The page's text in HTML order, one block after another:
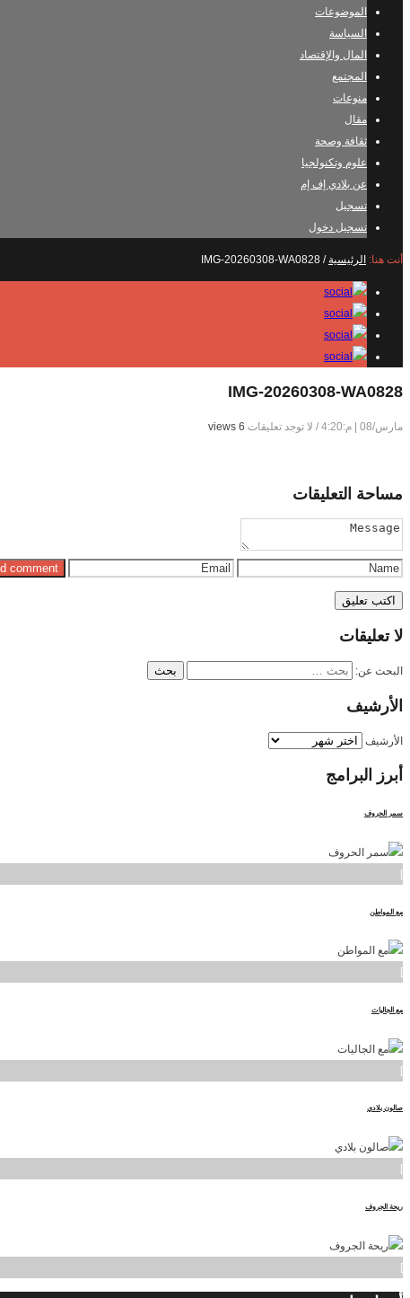
الموضوعات
السياسة
المال والإقتصاد
المجتمع
منوعات
مقال
ثقافة وصحة
علوم وتكنولجيا
عن بلادي إف إم
تسجيل
تسجيل دخول
أنت هنا: الرئيسية /
IMG-20260308-WA0828
IMG-20260308-WA0828
مارس/08 | م:4:20 / لا توجد تعليقات 6 views
مساحة التعليقات
لاتعليقات
البحث عن:
الأرشيف
الأرشيف
أبرز البرامج
سمر الحروف
]
مع المواطن
]
مع الجاليات
]
صالون بلادي
]
ريحة الجروف
]